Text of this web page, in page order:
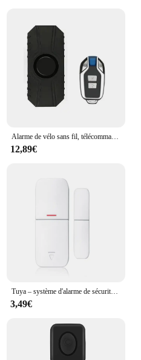
Alarme de vélo sans fil, télécommande étanche, moto, vélo électrique, capteur de sécurité Anti-perte
12,89€
Tuya – système d'alarme de sécurité intelligent WIFI sans fil, Kit d'alarme, capteur de porte de mouvement anti-cambriolage, Compatible avec Google Home Alexa
3,49€